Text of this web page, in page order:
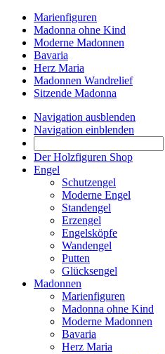
Marienfiguren
Madonna ohne Kind
Moderne Madonnen
Bavaria
Herz Maria
Madonnen Wandrelief
Sitzende Madonna
Navigation ausblenden
Navigation einblenden
Der Holzfiguren Shop
Engel
Schutzengel
Moderne Engel
Standengel
Erzengel
Engelsköpfe
Wandengel
Putten
Glücksengel
Madonnen
Marienfiguren
Madonna ohne Kind
Moderne Madonnen
Bavaria
Herz Maria